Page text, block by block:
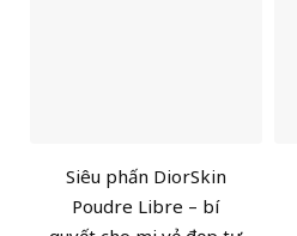
Siêu phấn DiorSkin
Poudre Libre – bí